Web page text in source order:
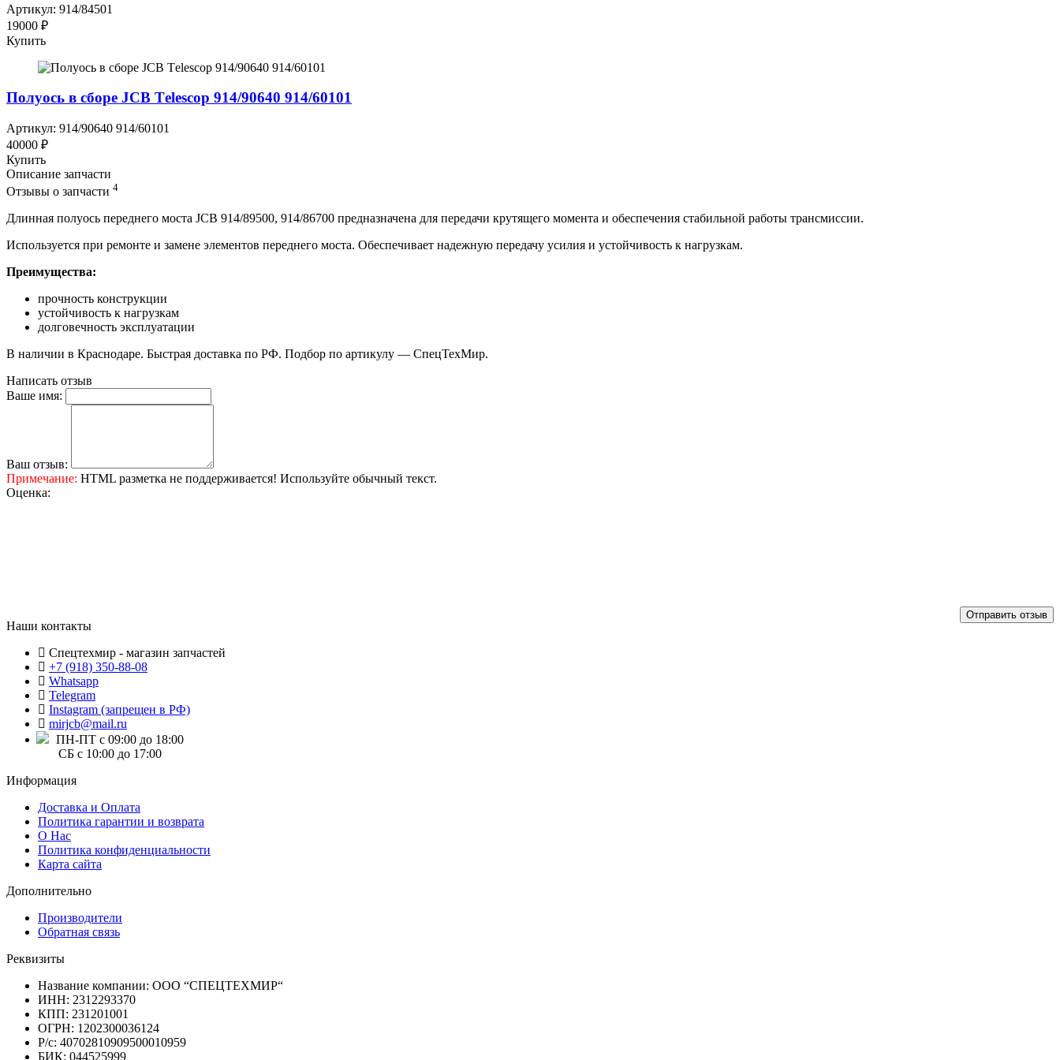
Артикул: 914/84501
19000 ₽
Купить
Полуось в сборе JCB Тelescop 914/90640 914/60101
Артикул: 914/90640 914/60101
40000 ₽
Купить
Описание запчасти
Отзывы о запчасти 4
Длинная полуось переднего моста JCB 914/89500, 914/86700 предназначена для передачи крутящего момента и обеспечения стабильной работы трансмиссии.
Используется при ремонте и замене элементов переднего моста. Обеспечивает надежную передачу усилия и устойчивость к нагрузкам.
Преимущества:
прочность конструкции
устойчивость к нагрузкам
долговечность эксплуатации
В наличии в Краснодаре. Быстрая доставка по РФ. Подбор по артикулу — СпецТехМир.
Написать отзыв
Ваше имя:
Ваш отзыв:
Примечание: HTML разметка не поддерживается! Используйте обычный текст.
Оценка:
Отправить отзыв
Наши контакты
Спецтехмир - магазин запчастей
+7 (918) 350-88-08
Whatsapp
Telegram
Instagram (запрещен в РФ)
mirjcb@mail.ru
ПН-ПТ с 09:00 до 18:00
СБ с 10:00 до 17:00
Информация
Доставка и Оплата
Политика гарантии и возврата
О Нас
Политика конфиденциальности
Карта сайта
Дополнительно
Производители
Обратная связь
Реквизиты
Название компании: ООО “СПЕЦТЕХМИР“
ИНН: 2312293370
КПП: 231201001
ОГРН: 1202300036124
Р/с: 40702810909500010959
БИК: 044525999